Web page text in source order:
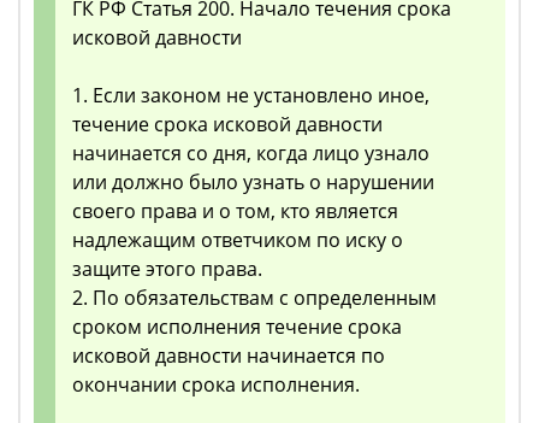
ГК РФ Статья 200. Начало течения срока
исковой давности
1. Если законом не установлено иное,
течение срока исковой давности
начинается со дня, когда лицо узнало
или должно было узнать о нарушении
своего права и о том, кто является
надлежащим ответчиком по иску о
защите этого права.
2. По обязательствам с определенным
сроком исполнения течение срока
исковой давности начинается по
окончании срока исполнения.